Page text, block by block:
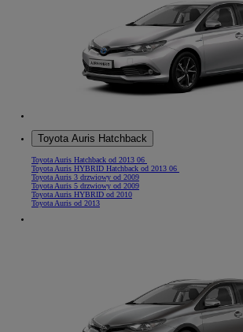
Toyota Auris Hatchback
Toyota Auris Hatchback od 2013 06
Toyota Auris HYBRID Hatchback od 2013 06
Toyota Auris 3 drzwiowy od 2009
Toyota Auris 5 drzwiowy od 2009
Toyota Auris HYBRID od 2010
Toyota Auris od 2013